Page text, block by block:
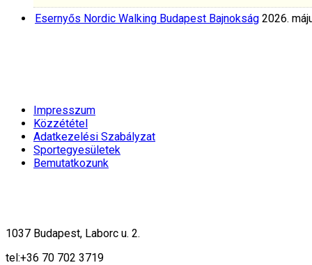
Esernyős Nordic Walking Budapest Bajnokság 2026.
Impresszum
Közzététel
Adatkezelési Szabályzat
Sportegyesületek
Bemutatkozunk
1037 Budapest, Laborc u. 2.
tel:+36 70 702 3719